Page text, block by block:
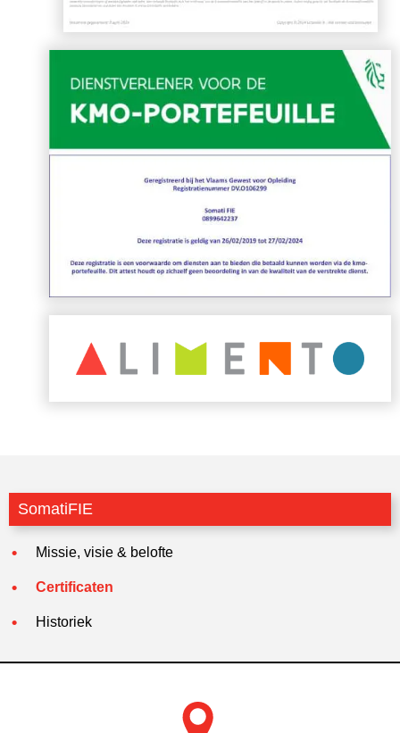
SomatiFIE
Missie, visie & belofte
Certificaten
Historiek